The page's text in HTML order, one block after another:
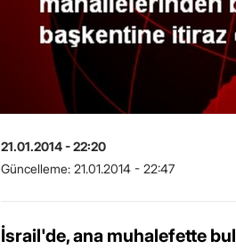
21.01.2014 - 22:20
Güncelleme: 21.01.2014 - 22:47
İsrail'de, ana muhalefette